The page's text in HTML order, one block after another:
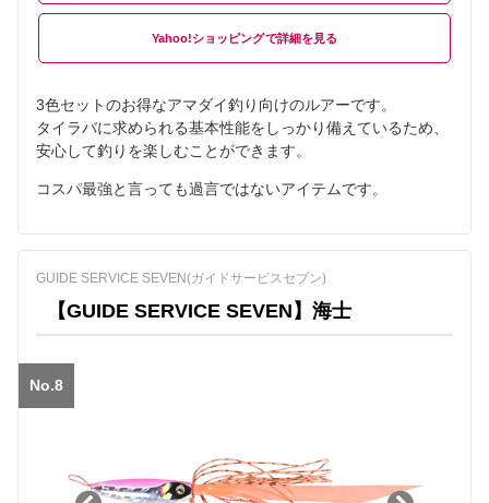
Yahoo!ショッピング
3色セットのお得なアマダイ釣り向けのルアーです。
タイラバに求められる基本性能をしっかり備えているため、
安心して釣りを楽しむことができます。
コスパ最強と言っても過言ではないアイテムです。
GUIDE SERVICE SEVEN(ガイドサービスセブン)
【GUIDE SERVICE SEVEN】海士
No.8